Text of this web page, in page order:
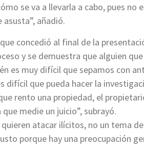
se va a llevarla a cabo, pues no
asusta”, añadió.
concedió al final de la
y se demuestra que alguien
es muy difícil que sepamos con
difícil que pueda hacer la
rento una propiedad, el
medie un juicio”, subrayó.
atacar ilícitos, no un tema
porque hay una preocupación